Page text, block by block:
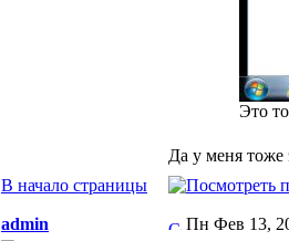
Это
Да у меня тоже
В начало страницы
admin Пн Фев 13,